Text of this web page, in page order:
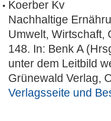
Koerber Kv
Nachhaltige
Umwelt, Wirtschaft,
148. In: Benk A
unter dem Leitbild
Grünewald Verlag,
Verlagsseite und